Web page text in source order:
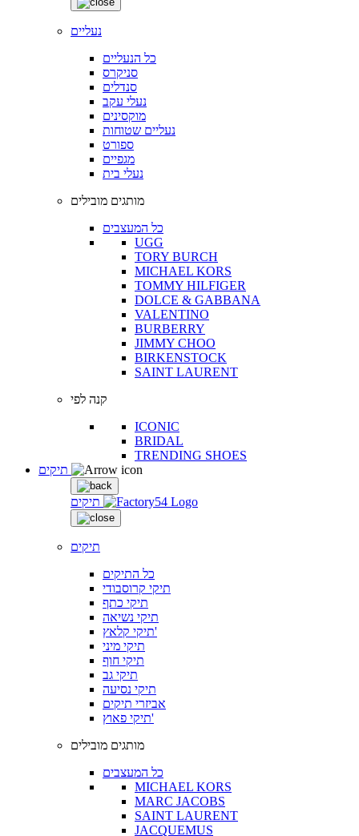
נעליים
כל הנעליים
סניקרס
סנדלים
נעלי עקב
מוקסינים
נעליים שטוחות
ספורט
מגפיים
נעלי בית
מותגים מובילים
כל המעצבים
UGG
TORY BURCH
MICHAEL KORS
TOMMY HILFIGER
DOLCE & GABBANA
VALENTINO
BURBERRY
JIMMY CHOO
BIRKENSTOCK
SAINT LAURENT
קנה לפי
ICONIC
BRIDAL
TRENDING SHOES
תיקים
תיקים
כל התיקים
תיקי קרוסבודי
תיקי כתף
תיקי נשיאה
תיקי קלאץ'
תיקי מיני
תיקי חוף
תיקי גב
תיקי נסיעה
אביזרי תיקים
תיקי פאוץ'
מותגים מובילים
כל המעצבים
MICHAEL KORS
MARC JACOBS
SAINT LAURENT
JACQUEMUS